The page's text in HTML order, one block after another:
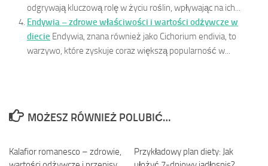
odgrywają kluczową rolę w życiu roślin, wpływając na ich...
Endywia – zdrowe właściwości i wartości odżywcze w
diecie Endywia, znana również jako Cichorium endivia, to
warzywo, które zyskuje coraz większą popularność w...
MOŻESZ RÓWNIEŻ POLUBIĆ…
Kalafior romanesco – zdrowie,
Przykładowy plan diety: Jak